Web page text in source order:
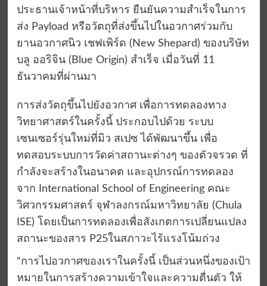
ประธานเจ้าหน้าที่บริหาร ยืนยันความสำเร็จในการ
ส่ง Payload หรือวัตถุที่ส่งขึ้นไปในอวกาศร่วมกับ
ยานอวกาศนิว เชฟเพิร์ด (New Shepard) ของบริษัท
บลู ออริจิน (Blue Origin) สำเร็จ เมื่อวันที่ 11
ธันวาคมที่ผ่านมา
การส่งวัตถุขึ้นไปยังอวกาศ เพื่อการทดลองทาง
วิทยาศาสตร์ในครั้งนี้ ประกอบไปด้วย ระบบ
เซนเซอร์รุ่นใหม่ที่มิว สเปซ ได้พัฒนาขึ้น เพื่อ
ทดสอบระบบการวัดค่าสถานะต่างๆ ของตัวจรวด ที่
กำลังจะสร้างในอนาคต และอุปกรณ์การทดลอง
จาก International School of Engineering คณะ
วิศวกรรมศาสตร์ จุฬาลงกรณ์มหาวิทยาลัย (Chula
ISE) โดยเป็นการทดลองเพื่อสังเกตการเปลี่ยนแปลง
สถานะของสาร P25ในสภาวะไร้แรงโน้มถ่วง
“การไปอวกาศของเราในครั้งนี้ เป็นส่วนหนึ่งของเป้า
หมายในการสร้างความเข้าใจและความตื่นตัว ให้